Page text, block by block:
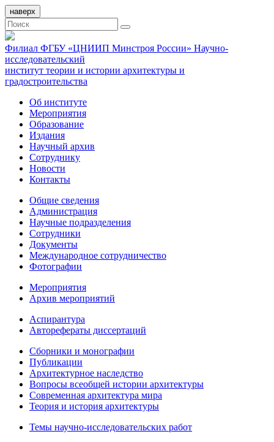
наверх
Филиал ФГБУ «ЦНИИП Минстроя России» Научно-
исследовательский
институт теории и истории архитектуры и
градостроительства
Об институте
Мероприятия
Образование
Издания
Научный архив
Сотруднику
Новости
Контакты
Общие сведения
Администрация
Научные подразделения
Сотрудники
Документы
Международное сотрудничество
Фотографии
Мероприятия
Архив мероприятий
Аспирантура
Авторефераты диссертаций
Сборники и монографии
Публикации
Архитектурное наследство
Вопросы всеобщей истории архитектуры
Современная архитектура мира
Теория и история архитектуры
Темы научно-исследовательских работ